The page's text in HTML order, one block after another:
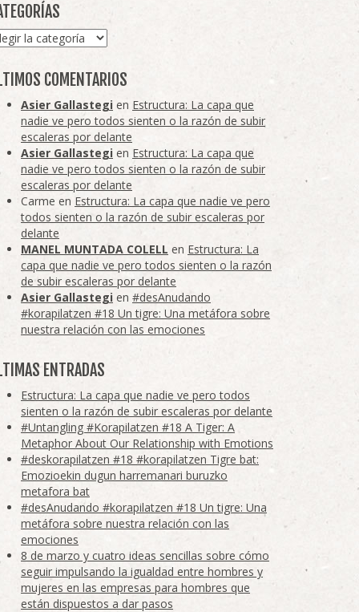
COMENTARIOS
Asier Gallastegi en Estructura: La capa que
nadie ve pero todos sienten o la razón de subir
escaleras por delante
Asier Gallastegi en Estructura: La capa que
nadie ve pero todos sienten o la razón de subir
escaleras por delante
Carme en Estructura: La capa que nadie ve pero
todos sienten o la razón de subir escaleras por
delante
MANEL MUNTADA COLELL en Estructura: La
capa que nadie ve pero todos sienten o la razón
de subir escaleras por delante
Asier Gallastegi en #desAnudando
#korapilatzen #18 Un tigre: Una metáfora sobre
nuestra relación con las emociones
ENTRADAS
Estructura: La capa que nadie ve pero todos
sienten o la razón de subir escaleras por delante
#Untangling #Korapilatzen #18 A Tiger: A
Metaphor About Our Relationship with Emotions
#deskorapilatzen #18 #korapilatzen Tigre bat:
Emozioekin dugun harremanari buruzko
metafora bat
#desAnudando #korapilatzen #18 Un tigre: Una
metáfora sobre nuestra relación con las
emociones
8 de marzo y cuatro ideas sencillas sobre cómo
seguir impulsando la igualdad entre hombres y
mujeres en las empresas para hombres que
están dispuestos a dar pasos